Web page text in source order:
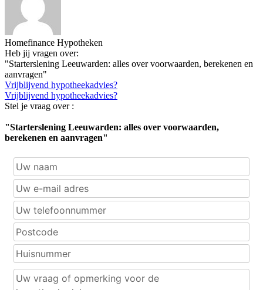
Homefinance Hypotheken
Heb jij vragen over:
"Starterslening Leeuwarden: alles over voorwaarden, berekenen en
aanvragen"
Vrijblijvend hypotheekadvies?
Vrijblijvend hypotheekadvies?
Stel je vraag over :
"Starterslening Leeuwarden: alles over voorwaarden,
berekenen en aanvragen"